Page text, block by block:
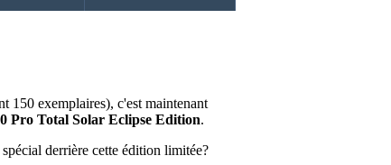
150 exemplaires), c'est maintenant
Pro Total Solar Eclipse Edition.
derrière cette édition limitée?